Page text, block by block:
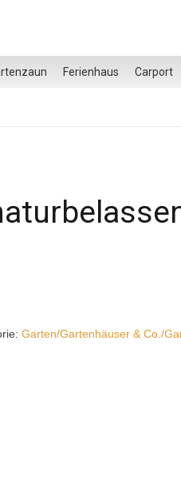
Ferienhaus Carport
Garten/Gartenhäuser & Co./